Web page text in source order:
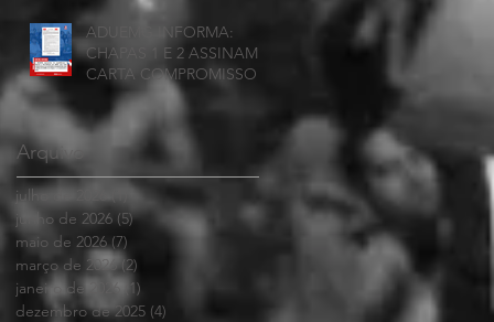
ADUEMG INFORMA:
CHAPAS 1 E 2 ASSINAM
CARTA COMPROMISSO
Arquivo
julho de 2026
1 post
junho de 2026 (5)5 posts
maio de 2026 (7)
março de 2026 (2)
janeiro de 2026
(1)
dezembro de 2025 (4)